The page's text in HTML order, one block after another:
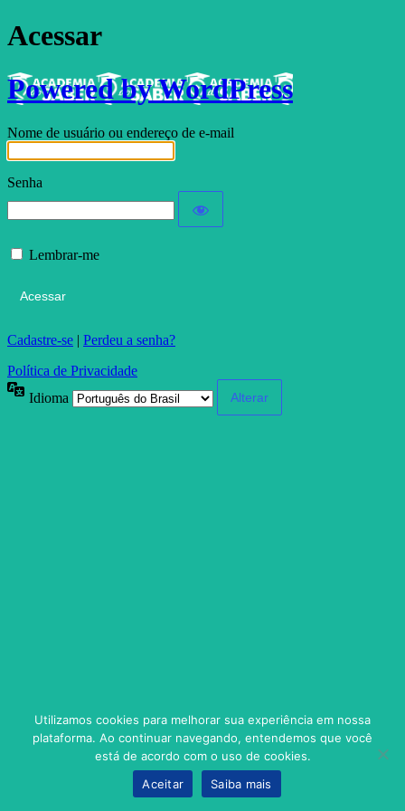
Acessar
Powered by WordPress
Nome de usuário ou endereço de e-mail
Senha
Lembrar-me
Cadastre-se | Perdeu a senha?
Política de Privacidade
Idioma
Utilizamos cookies para melhorar sua experiência em nossa
plataforma. Ao continuar navegando, entendemos que você
está de acordo com o uso de cookies.
Aceitar
Saiba mais